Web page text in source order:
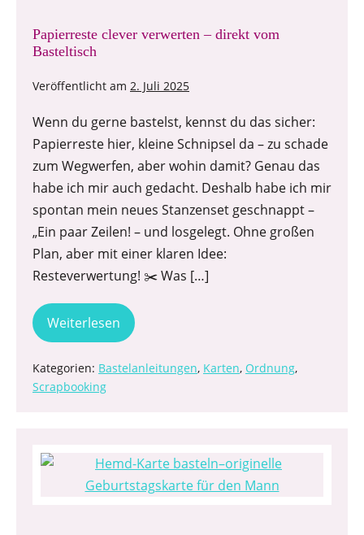
Papierreste clever verwerten – direkt vom
Basteltisch
Veröffentlicht am 2. Juli 2025
Wenn du gerne bastelst, kennst du das sicher:
Papierreste hier, kleine Schnipsel da – zu schade
zum Wegwerfen, aber wohin damit? Genau das
habe ich mir auch gedacht. Deshalb habe ich mir
spontan mein neues Stanzenset geschnappt –
„Ein paar Zeilen! – und losgelegt. Ohne großen
Plan, aber mit einer klaren Idee:
Resteverwertung! ✂️ Was […]
Weiterlesen
Kategorien: Bastelanleitungen, Karten, Ordnung,
Scrapbooking